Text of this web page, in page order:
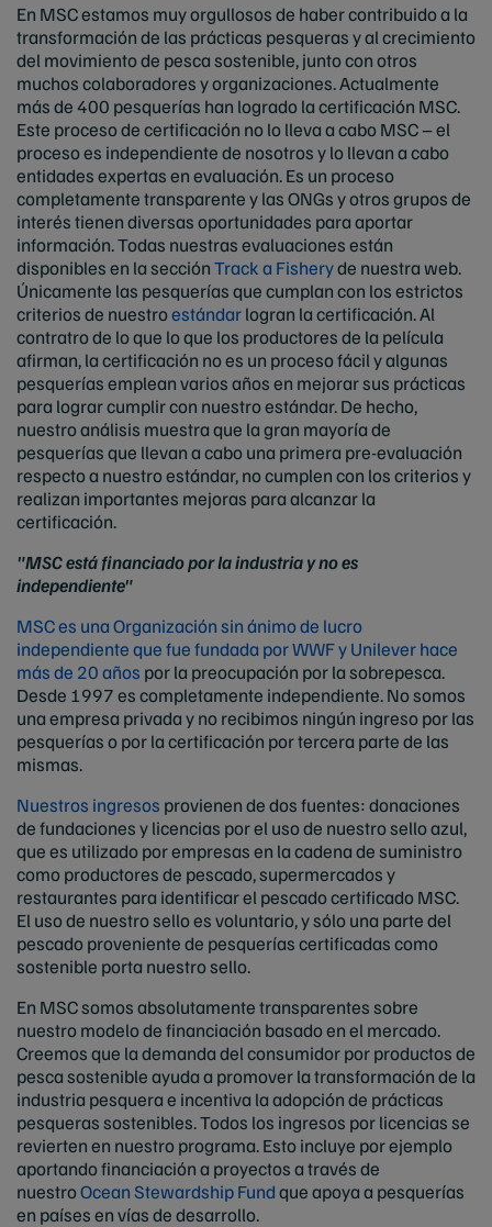
En MSC estamos muy orgullosos de haber contribuido a la
transformación de las prácticas pesqueras y al crecimiento
del movimiento de pesca sostenible, junto con otros
muchos colaboradores y organizaciones. Actualmente
más de 400 pesquerías han logrado la certificación MSC.
Este proceso de certificación no lo lleva a cabo MSC – el
proceso es independiente de nosotros y lo llevan a cabo
entidades expertas en evaluación. Es un proceso
completamente transparente y las ONGs y otros grupos de
interés tienen diversas oportunidades para aportar
información. Todas nuestras evaluaciones están
disponibles en la secciónTrack a Fisheryde nuestra web.
Únicamente las pesquerías que cumplan con los estrictos
criterios de nuestroestándarlogran la certificación. Al
contratro de lo que lo que los productores de la película
afirman, la certificación no es un proceso fácil y algunas
pesquerías emplean varios años en mejorar sus prácticas
para lograr cumplir con nuestro estándar. De hecho,
nuestro análisis muestra que la gran mayoría de
pesquerías que llevan a cabo una primera pre-evaluación
respecto a nuestro estándar, no cumplen con los criterios y
realizan importantes mejoras para alcanzar la
certificación.
"MSC está financiado por la industria y no es
independiente"
MSC es una Organización sin ánimo de lucro
independiente que fue fundada por WWF y Unilever hace
más de 20 años por la preocupación por la sobrepesca.
Desde 1997 es completamente independiente. No somos
una empresa privada y no recibimos ningún ingreso por las
pesquerías o por la certificación por tercera parte de las
mismas.
Nuestros ingresos provienen de dos fuentes: donaciones
de fundaciones y licencias por el uso de nuestro sello azul,
que es utilizado por empresas en la cadena de suministro
como productores de pescado, supermercados y
restaurantes para identificar el pescado certificado MSC.
El uso de nuestro sello es voluntario, y sólo una parte del
pescado proveniente de pesquerías certificadas como
sostenible porta nuestro sello.
En MSC somos absolutamente transparentes sobre
nuestro modelo de financiación basado en el mercado.
Creemos que la demanda del consumidor por productos de
pesca sostenible ayuda a promover la transformación de la
industria pesquera e incentiva la adopción de prácticas
pesqueras sostenibles. Todos los ingresos por licencias se
revierten en nuestro programa. Esto incluye por ejemplo
aportando financiación a proyectos a través de
nuestroOcean Stewardship Fundque apoya a pesquerías
en países en vías de desarrollo.